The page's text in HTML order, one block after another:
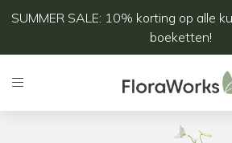
SUMMER SALE: 10% korting op alle
boeketten!